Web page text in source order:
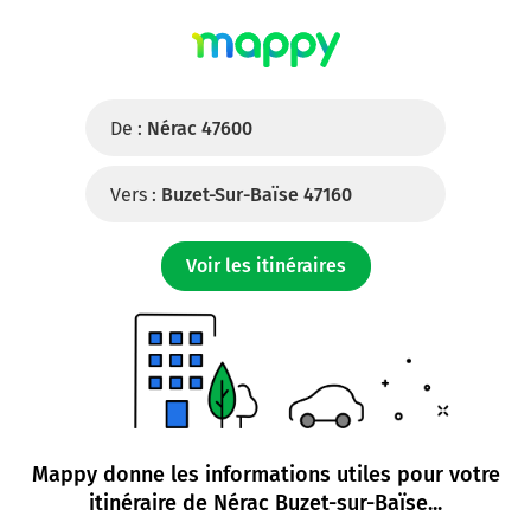
De : Nérac 47600
Vers : Buzet-Sur-Baïse 47160
Voir les itinéraires
Mappy donne les informations utiles pour votre
itinéraire de Nérac Buzet-sur-Baïse...